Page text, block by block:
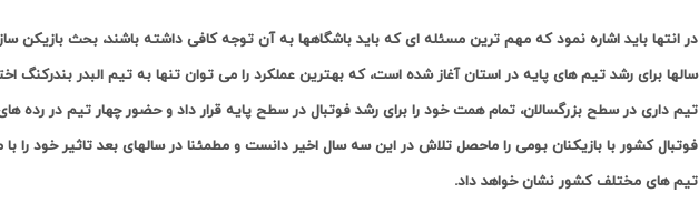
در انتها باید اشاره نمود که مهم ترین مسئله ای که باید باشگاهها به آن توجه کافی داشته باشند، بحث
سالها برای رشد تیم های پایه در استان آغاز شده است، که بهترین عملکرد را می توان تنها به تیم البدر
تیم داری در سطح بزرگسالان، تمام همت خود را برای رشد فوتبال در سطح پایه قرار داد و حضور چهار تیم در رده
فوتبال کشور با بازیکنان بومی را ماحصل تلاش در این سه سال اخیر دانست و مطمئنا در سالهای بعد تاثیر خود را با
تیم های مختلف کشور نشان خواهد داد.